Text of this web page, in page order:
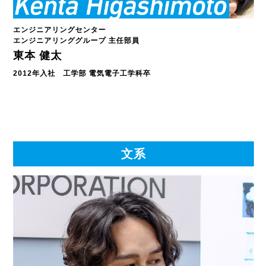
エンジニアリングセンター
エンジニアリンググループ 主任部員
東本 健太
2012年入社 工学部 電気電子工学科卒
文系